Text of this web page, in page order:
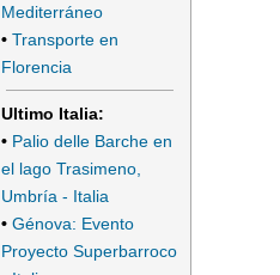
Mediterráneo
• Transporte en
Florencia
Ultimo Italia:
• Palio delle Barche en
el lago Trasimeno,
Umbría - Italia
• Génova: Evento
Proyecto Superbarroco